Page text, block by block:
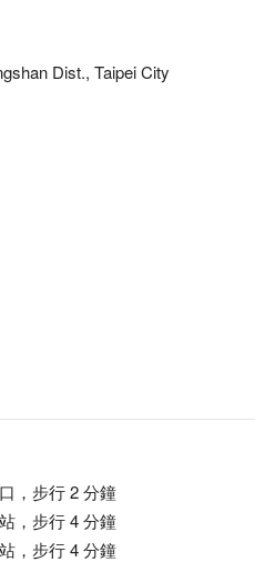
Dist., Taipei City
，步行 2 分鐘
，步行 4 分鐘
，步行 4 分鐘